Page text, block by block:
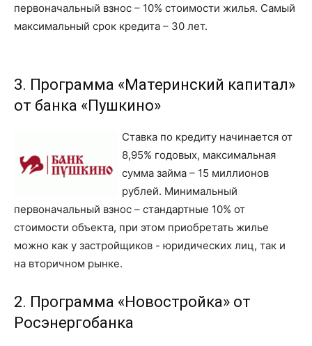
первоначальный взнос – 10% стоимости жилья. Самый
максимальный срок кредита – 30 лет.
3. Программа «Материнский капитал»
от банка «Пушкино»
Ставка по кредиту начинается от
8,95% годовых, максимальная
сумма займа – 15 миллионов
рублей. Минимальный
первоначальный взнос – стандартные 10% от
стоимости объекта, при этом приобретать жилье
можно как у застройщиков - юридических лиц, так и
на вторичном рынке.
2. Программа «Новостройка» от
Росэнергобанка